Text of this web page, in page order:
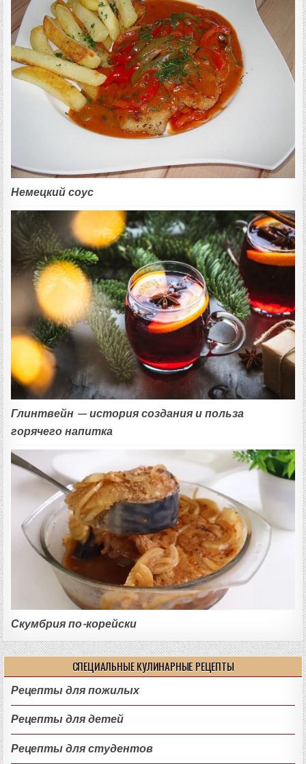
Немецкий соус
Глинтвейн — история создания и польза
горячего напитка
Скумбрия по-корейски
СПЕЦИАЛЬНЫЕ КУЛИНАРНЫЕ РЕЦЕПТЫ
Рецепты для пожилых
Рецепты для детей
Рецепты для студентов